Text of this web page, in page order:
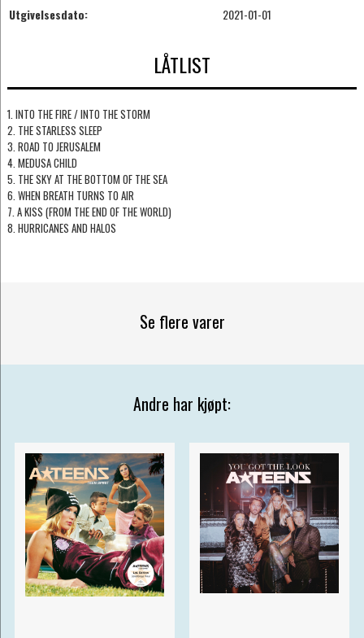
Utgivelsesdato:
2021-01-01
LÅTLIST
1. INTO THE FIRE / INTO THE STORM
2. THE STARLESS SLEEP
3. ROAD TO JERUSALEM
4. MEDUSA CHILD
5. THE SKY AT THE BOTTOM OF THE SEA
6. WHEN BREATH TURNS TO AIR
7. A KISS (FROM THE END OF THE WORLD)
8. HURRICANES AND HALOS
Se flere varer
Andre har kjøpt: